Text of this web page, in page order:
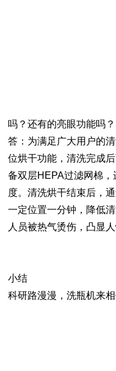
吗？还有的亮眼功能吗？
答：为满足广大用户的
位烘干功能，清洗完成
备双层HEPA过滤网棉
度。清洗烘干结束后，
一定位置一分钟，降低
人员被热气烫伤，凸显人
小结
科研路漫漫，洗瓶机来相